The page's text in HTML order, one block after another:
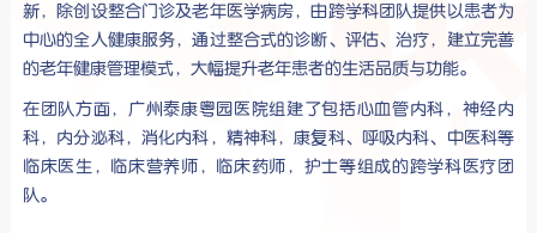
新，除创设整合门诊及老年医学病房，由跨学科团队提供以患者为
中心的全人健康服务，通过整合式的诊断、评估、治疗，建立完善
的老年健康管理模式，大幅提升老年患者的生活品质与功能。
在团队方面，广州泰康粤园医院组建了包括心血管内科，神经内
科，内分泌科，消化内科，精神科，康复科、呼吸内科、中医科等
临床医生，临床营养师，临床药师，护士等组成的跨学科医疗团
队。